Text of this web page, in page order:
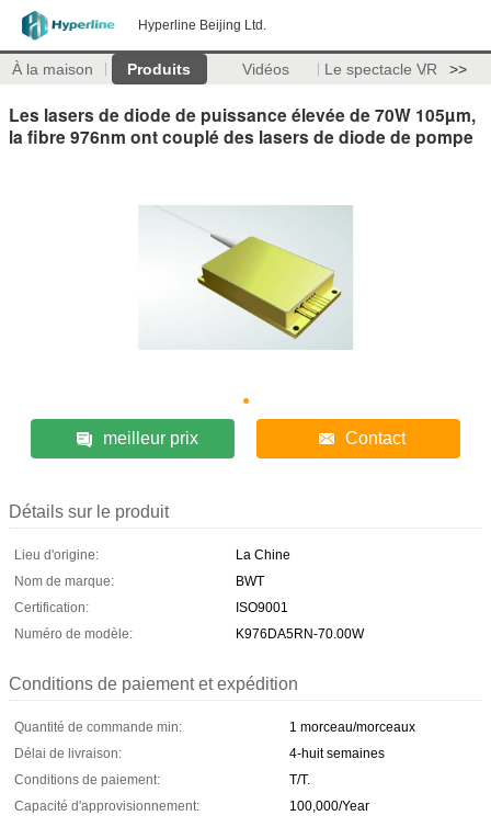
Hyperline Beijing Ltd.
À la maison Produits Vidéos Le spectacle VR >>
Les lasers de diode de puissance élevée de 70W 105µm,
la fibre 976nm ont couplé des lasers de diode de pompe
meilleur prix Contact
Détails sur le produit
Lieu d'origine:
La Chine
Nom de marque:
BWT
Certification:
ISO9001
Numéro de modèle:
K976DA5RN-70.00W
Conditions de paiement et expédition
Quantité de commande min:
1 morceau/morceaux
Délai de livraison:
4-huit semaines
Conditions de paiement:
T/T.
Capacité d'approvisionnement:
100,000/Year